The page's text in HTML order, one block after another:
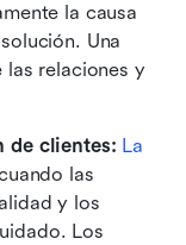
la causa
Una
relaciones y
de clientes: La
las
y los
Los